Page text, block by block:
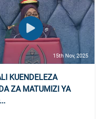
15th Nov, 2025
KUENDELEZA
ZA MATUMIZI YA